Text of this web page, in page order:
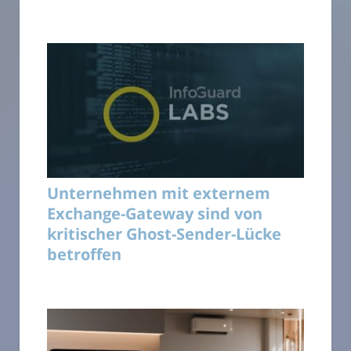
Unternehmen mit externem
Exchange-Gateway sind von
kritischer Ghost-Sender-Lücke
betroffen